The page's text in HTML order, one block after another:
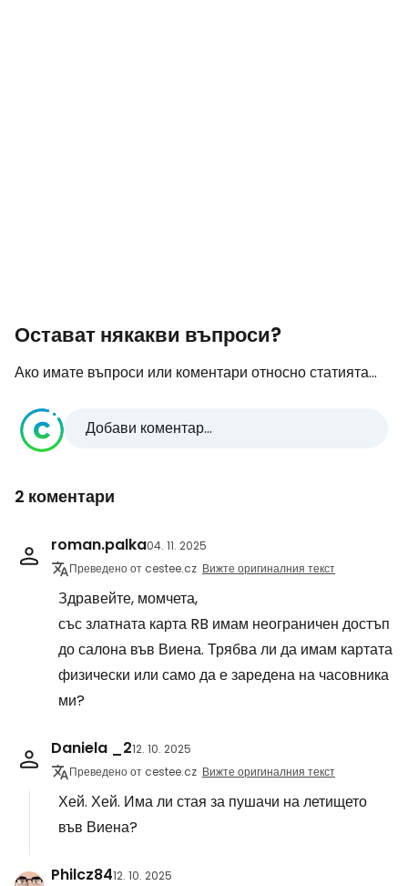
Остават някакви въпроси?
Ако имате въпроси или коментари относно статията...
Добави коментар...
2 коментари
roman.palka04. 11. 2025
Преведено от cestee.cz Вижте оригиналния текст
Здравейте, момчета,
със златната карта RB имам неограничен достъп
до салона във Виена. Трябва ли да имам картата
физически или само да е заредена на часовника
ми?
Daniela _212. 10. 2025
Преведено от cestee.cz Вижте оригиналния текст
Хей. Хей. Има ли стая за пушачи на летището
във Виена?
Philcz8412. 10. 2025